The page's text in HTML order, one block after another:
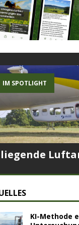
IM SPOTLIGHT
KI-Methode